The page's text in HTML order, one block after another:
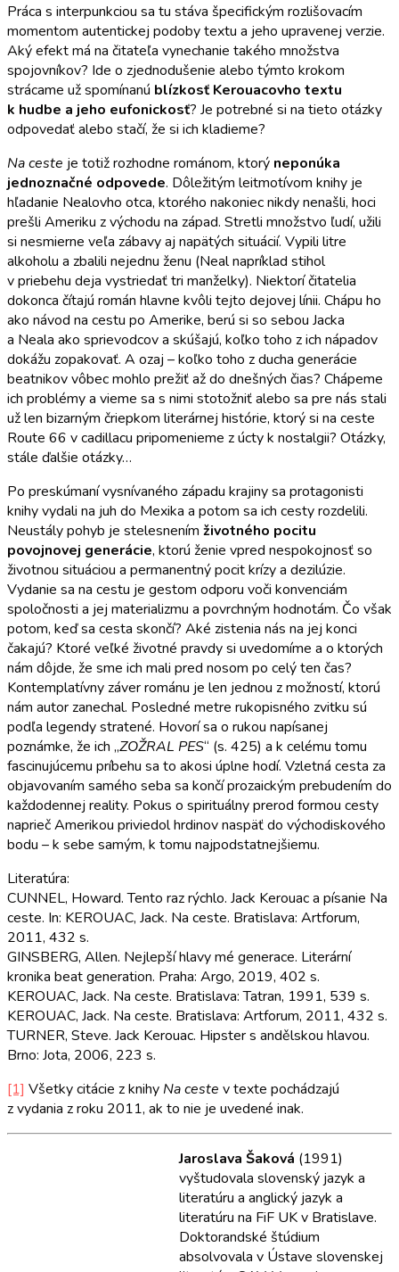
Práca s interpunkciou sa tu stáva špecifickým rozlišovacím
momentom autentickej podoby textu a jeho upravenej verzie.
Aký efekt má na čitateľa vynechanie takého množstva
spojovníkov? Ide o zjednodušenie alebo týmto krokom
strácame už spomínanú blízkosť Kerouacovho textu
k hudbe a jeho eufonickosť? Je potrebné si na tieto otázky
odpovedať alebo stačí, že si ich kladieme?
Na ceste je totiž rozhodne románom, ktorý neponúka
jednoznačné odpovede. Dôležitým leitmotívom knihy je
hľadanie Nealovho otca, ktorého nakoniec nikdy nenašli, hoci
prešli Ameriku z východu na západ. Stretli množstvo ľudí, užili
si nesmierne veľa zábavy aj napätých situácií. Vypili litre
alkoholu a zbalili nejednu ženu (Neal napríklad stihol
v priebehu deja vystriedať tri manželky). Niektorí čitatelia
dokonca čítajú román hlavne kvôli tejto dejovej línii. Chápu ho
ako návod na cestu po Amerike, berú si so sebou Jacka
a Neala ako sprievodcov a skúšajú, koľko toho z ich nápadov
dokážu zopakovať. A ozaj – koľko toho z ducha generácie
beatnikov vôbec mohlo prežiť až do dnešných čias? Chápeme
ich problémy a vieme sa s nimi stotožniť alebo sa pre nás stali
už len bizarným čriepkom literárnej histórie, ktorý si na ceste
Route 66 v cadillacu pripomenieme z úcty k nostalgii? Otázky,
stále ďalšie otázky…
Po preskúmaní vysnívaného západu krajiny sa protagonisti
knihy vydali na juh do Mexika a potom sa ich cesty rozdelili.
Neustály pohyb je stelesnením životného pocitu
povojnovej generácie, ktorú ženie vpred nespokojnosť so
životnou situáciou a permanentný pocit krízy a dezilúzie.
Vydanie sa na cestu je gestom odporu voči konvenciám
spoločnosti a jej materializmu a povrchným hodnotám. Čo však
potom, keď sa cesta skončí? Aké zistenia nás na jej konci
čakajú? Ktoré veľké životné pravdy si uvedomíme a o ktorých
nám dôjde, že sme ich mali pred nosom po celý ten čas?
Kontemplatívny záver románu je len jednou z možností, ktorú
nám autor zanechal. Posledné metre rukopisného zvitku sú
podľa legendy stratené. Hovorí sa o rukou napísanej
poznámke, že ich „ZOŽRAL PES“ (s. 425) a k celému tomu
fascinujúcemu príbehu sa to akosi úplne hodí. Vzletná cesta za
objavovaním samého seba sa končí prozaickým prebudením do
každodennej reality. Pokus o spirituálny prerod formou cesty
naprieč Amerikou priviedol hrdinov naspäť do východiskového
bodu – k sebe samým, k tomu najpodstatnejšiemu.
Literatúra:
CUNNEL, Howard. Tento raz rýchlo. Jack Kerouac a písanie Na
ceste. In: KEROUAC, Jack. Na ceste. Bratislava: Artforum,
2011, 432 s.
GINSBERG, Allen. Nejlepší hlavy mé generace. Literární
kronika beat generation. Praha: Argo, 2019, 402 s.
KEROUAC, Jack. Na ceste. Bratislava: Tatran, 1991, 539 s.
KEROUAC, Jack. Na ceste. Bratislava: Artforum, 2011, 432 s.
TURNER, Steve. Jack Kerouac. Hipster s andělskou hlavou.
Brno: Jota, 2006, 223 s.
[1] Všetky citácie z knihy Na ceste v texte pochádzajú
z vydania z roku 2011, ak to nie je uvedené inak.
Jaroslava Šaková (1991)
vyštudovala slovenský jazyk a
literatúru a anglický jazyk a
literatúru na FiF UK v Bratislave.
Doktorandské štúdium
absolvovala v Ústave slovenskej